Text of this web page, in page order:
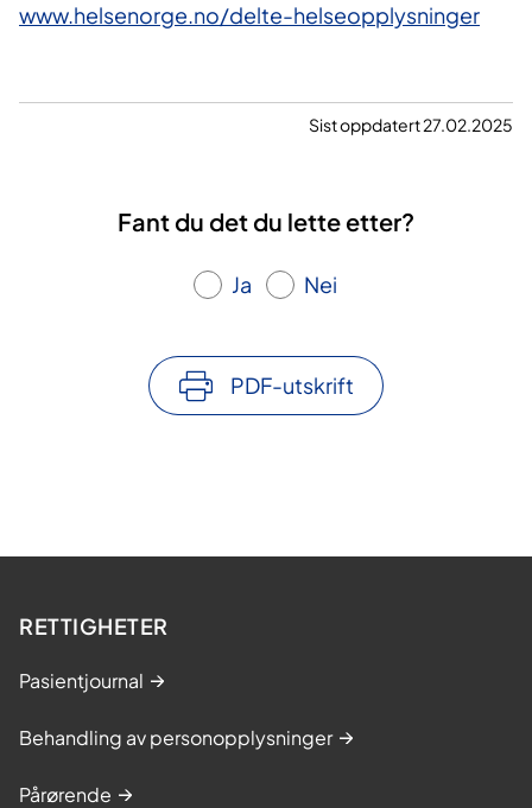
www.helsenorge.no/delte-helseopplysninger
Sist oppdatert 27.02.2025
Fant du det du lette etter?
Ja Nei
PDF-utskrift
RETTIGHETER
Pasientjournal
Behandling av personopplysninger
Pårørende